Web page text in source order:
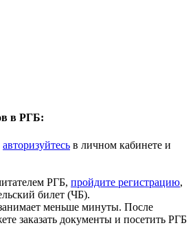
в РГБ:
авторизуйтесь в личном кабинете и
РГБ, пройдите регистрацию,
билет (ЧБ).
меньше минуты. После
заказать документы и посетить РГБ